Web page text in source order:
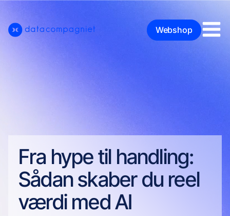
Webshop
Fra hype til handling:
Sådan skaber du reel
værdi med AI